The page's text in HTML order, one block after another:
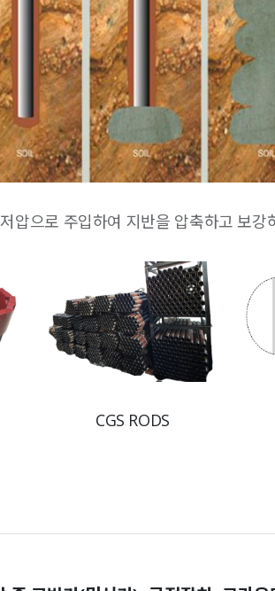
압으로 주입하여 지반을 압축하고 보
CGS RODS